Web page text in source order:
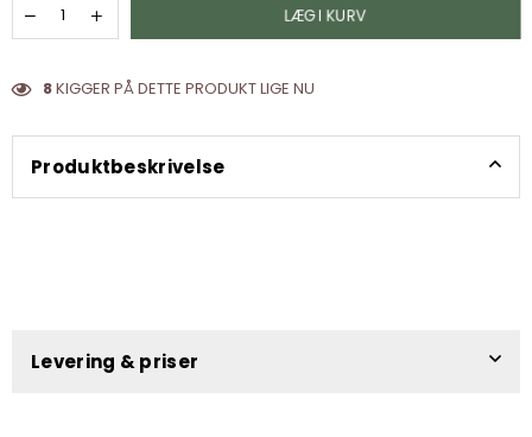
LÆG I KURV
8KIGGER PÅ DETTE PRODUKT LIGE NU
Produktbeskrivelse
Levering & priser